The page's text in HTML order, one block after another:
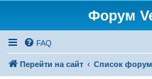
Форум
FAQ
Перейти на сайт Список